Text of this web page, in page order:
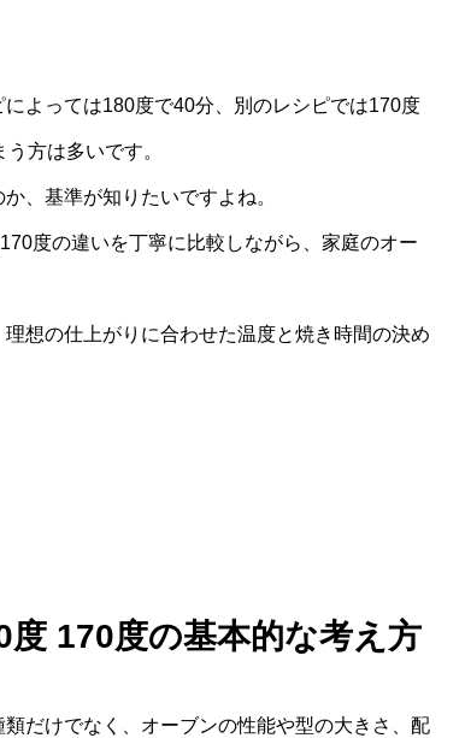
よっては180度で40分、別のレシピでは170度
方は多いです。
、基準が知りたいですよね。
度の違いを丁寧に比較しながら、家庭のオー
想の仕上がりに合わせた温度と焼き時間の決め
170度の基本的な考え方
だけでなく、オーブンの性能や型の大きさ、配